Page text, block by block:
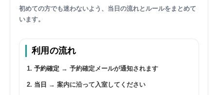
初めての方でも迷わないよう、当日の流れとルールをまとめて
います。
利用の流れ
予約確定 → 予約確定メールが通知されます
当日 → 案内に沿って入室してください